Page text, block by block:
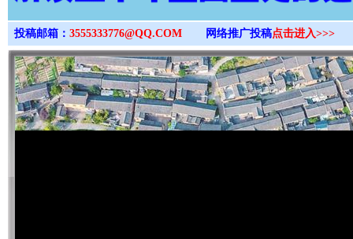
投稿邮箱： 3555333776@QQ.COM 网络推广投稿点击进入>>>